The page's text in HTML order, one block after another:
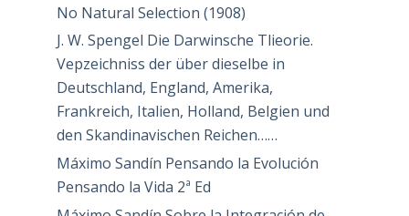
No Natural Selection (1908)
J. W. Spengel Die Darwinsche Tlieorie.
Vepzeichniss der über dieselbe in
Deutschland, England, Amerika,
Frankreich, Italien, Holland, Belgien und
den Skandinavischen Reichen……
Máximo Sandín Pensando la Evolución
Pensando la Vida 2ª Ed